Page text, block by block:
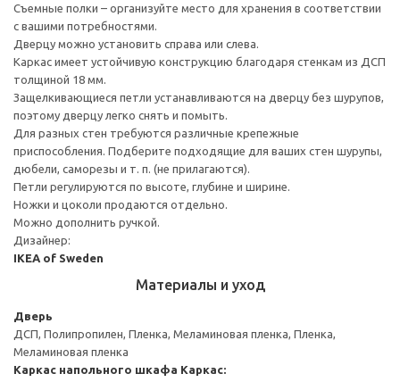
Съемные полки – организуйте место для хранения в соответствии
с вашими потребностями.
Дверцу можно установить справа или слева.
Каркас имеет устойчивую конструкцию благодаря стенкам из ДСП
толщиной 18 мм.
Защелкивающиеся петли устанавливаются на дверцу без шурупов,
поэтому дверцу легко снять и помыть.
Для разных стен требуются различные крепежные
приспособления. Подберите подходящие для ваших стен шурупы,
дюбели, саморезы и т. п. (не прилагаются).
Петли регулируются по высоте, глубине и ширине.
Ножки и цоколи продаются отдельно.
Можно дополнить ручкой.
Дизайнер:
IKEA of Sweden
Материалы и уход
Дверь
ДСП, Полипропилен, Пленка, Меламиновая пленка, Пленка,
Меламиновая пленка
Каркас напольного шкафа Каркас: